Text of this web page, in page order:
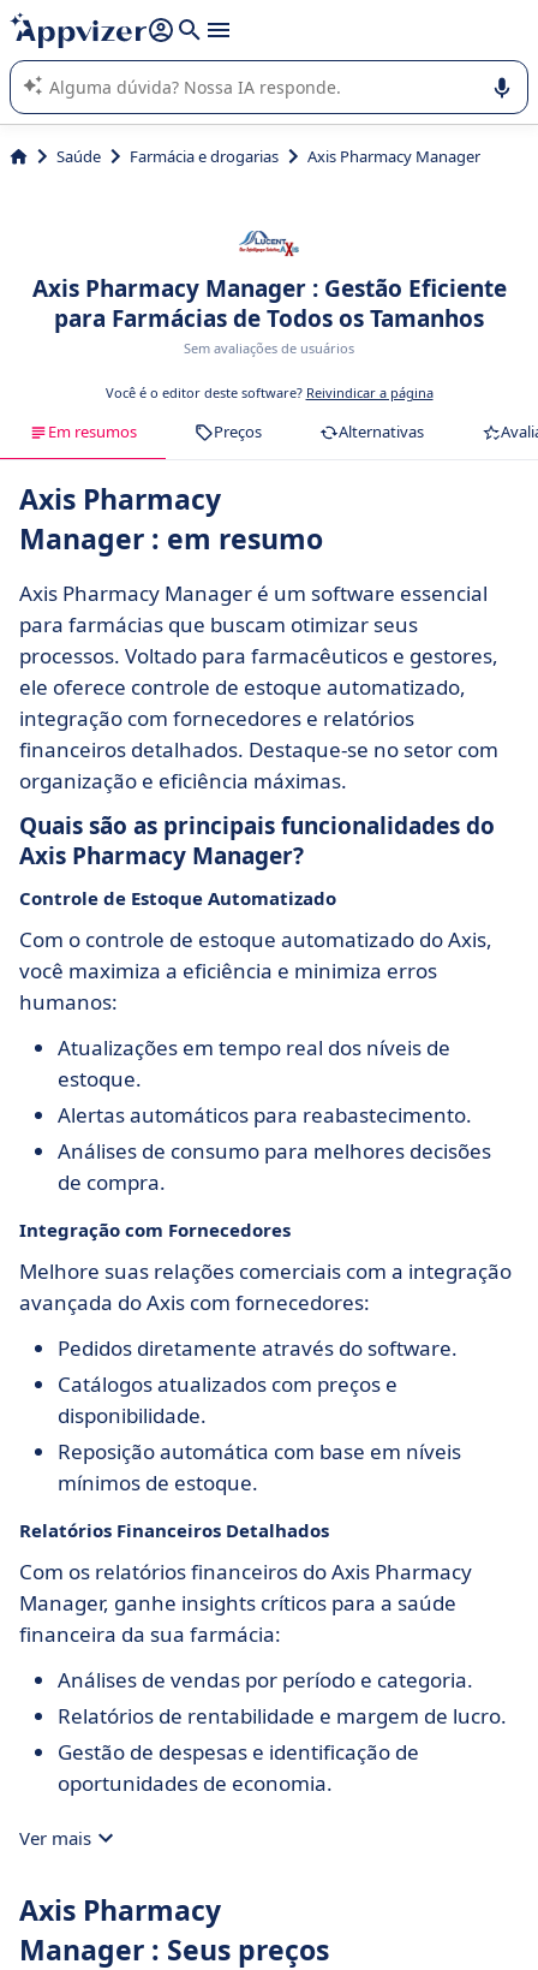
de nossa IA (várias linhas com
A IA do Appvizer o orienta no uso ou na seleção de software
SaaS para sua empresa.
Saúde Farmácia e drogarias Axis Pharmacy Manager
Axis Pharmacy Manager : Gestão Eficiente
para Farmácias de Todos os Tamanhos
Sem avaliações de usuários
Você é o editor deste software? Reivindicar a página
Em resumos Preços Alternativas
Axis Pharmacy
Manager : em resumo
Axis Pharmacy Manager é um software essencial
para farmácias que buscam otimizar seus
processos. Voltado para farmacêuticos e gestores,
ele oferece controle de estoque automatizado,
integração com fornecedores e relatórios
financeiros detalhados. Destaque-se no setor com
organização e eficiência máximas.
Quais são as principais funcionalidades do
Axis Pharmacy Manager?
Controle de Estoque Automatizado
Com o controle de estoque automatizado do Axis,
você maximiza a eficiência e minimiza erros
humanos:
Atualizações em tempo real dos níveis de
estoque.
Alertas automáticos para reabastecimento.
Análises de consumo para melhores decisões
de compra.
Integração com Fornecedores
Melhore suas relações comerciais com a integração
avançada do Axis com fornecedores:
Pedidos diretamente através do software.
Catálogos atualizados com preços e
disponibilidade.
Reposição automática com base em níveis
mínimos de estoque.
Relatórios Financeiros Detalhados
Com os relatórios financeiros do Axis Pharmacy
Manager, ganhe insights críticos para a saúde
financeira da sua farmácia:
Análises de vendas por período e categoria.
Relatórios de rentabilidade e margem de lucro.
Gestão de despesas e identificação de
oportunidades de economia.
Ver mais
Axis Pharmacy
Manager : Seus preços